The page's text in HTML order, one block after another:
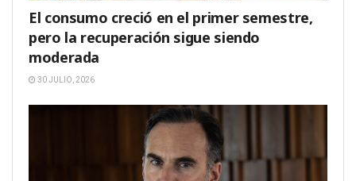
El consumo creció en el primer semestre,
pero la recuperación sigue siendo
moderada
30 JULIO, 2026